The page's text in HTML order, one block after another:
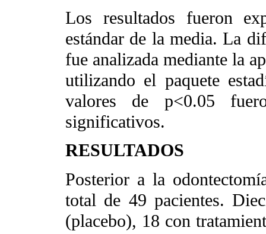
Los resultados fueron
estándar de la media. La
fue analizada mediante la
utilizando el paquete
valores de p<0.05
significativos.
RESULTADOS
Posterior a la
total de 49 pacientes.
(placebo), 18 con